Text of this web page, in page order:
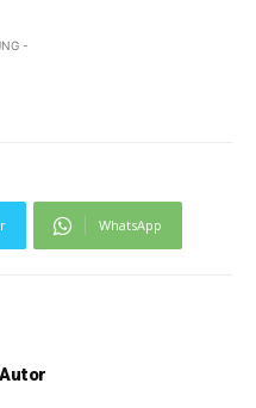
-
WhatsApp